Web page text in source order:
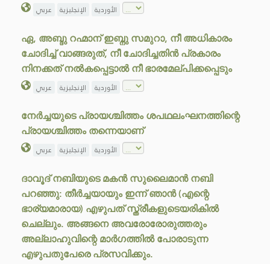
عربي الإنجليزية الأوردية
ഏ, അബ്ദു റഹ്മാന് ഇബ്നു സമുറാ, നീ അധികാരം
ചോദിച്ച് വാങ്ങരുത്, നീ ചോദിച്ചതിൻ പ്രകാരം
നിനക്കത് നൽകപ്പെട്ടാൽ നീ ഭാരമേല്പിക്കപ്പെടും
عربي الإنجليزية الأوردية
നേർച്ചയുടെ പ്രായശ്ചിത്തം ശപഥലംഘനത്തിന്റെ
പ്രായശ്ചിത്തം തന്നെയാണ്
عربي الإنجليزية الأوردية
ദാവൂദ് നബിയുടെ മകൻ സുലൈമാൻ നബി
പറഞ്ഞു: തീർച്ചയായും ഇന്ന് ഞാൻ (എന്റെ
ഭാര്യമാരായ) എഴുപത് സ്ത്രീകളുടെയരികിൽ
ചെല്ലും. അങ്ങനെ അവരോരോരുത്തരും
അല്ലാഹുവിന്റെ മാർഗത്തിൽ പോരാടുന്ന
എഴുപതുപേരെ പ്രസവിക്കും.